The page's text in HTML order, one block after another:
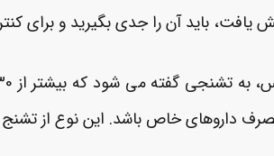
یافت، باید آن را جدی بگیرید و برای
داروهای خاص باشد. این نوع از